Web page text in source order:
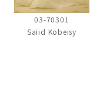
03-70301
Saiid Kobeisy